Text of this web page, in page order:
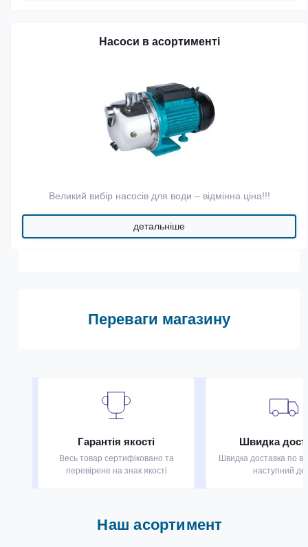
Насоси в асортименті
Великий вибір насосів для води – відмінна ціна!!!
детальніше
Переваги магазину
Гарантія якості
Весь товар сертифіковано та
перевірене на знак якості
Швидка
Швидка доставка по
наступний
Наш асортимент